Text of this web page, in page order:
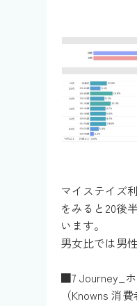
マイステイズ
をみると20後
います。
男女比では男
■7 Journey_
（Knowns 消